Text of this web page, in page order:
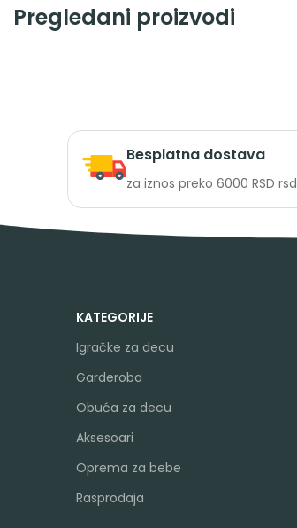
Pregledani proizvodi
Besplatna dostava
za iznos preko 6000 RSD rsd
KATEGORIJE
Igračke za decu
Garderoba
Obuća za decu
Aksesoari
Oprema za bebe
Rasprodaja